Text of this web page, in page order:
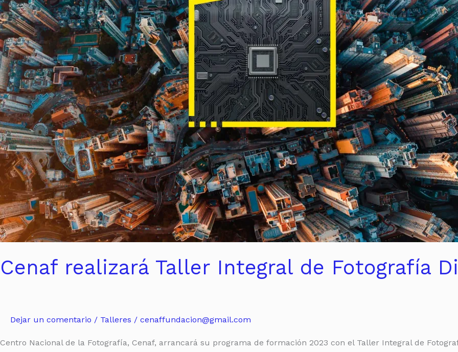
Cenaf realizará Taller Integral de Fotografía
Dejar un comentario / Talleres / cenaffundacion@gmail.com
Centro Nacional de la Fotografía, Cenaf, arrancará su programa de formación 2023 con el Taller Integral de